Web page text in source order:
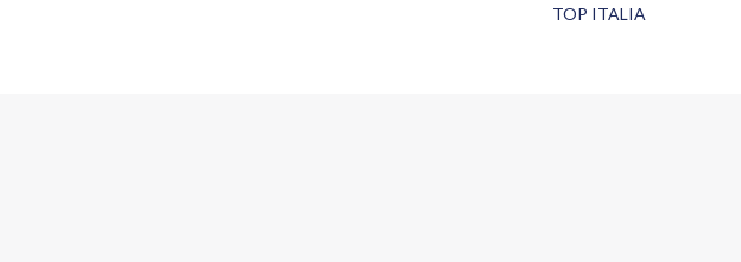
TOP ITALIA